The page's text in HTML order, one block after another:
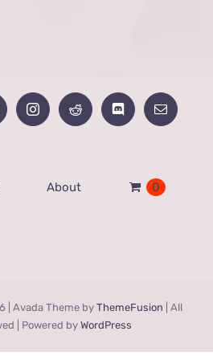
About 0
| Avada Theme by ThemeFusion | All
| Powered byWordPress